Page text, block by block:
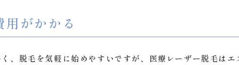
がかかる
、脱毛を気軽に始めやすいですが、医療レーザー脱毛は